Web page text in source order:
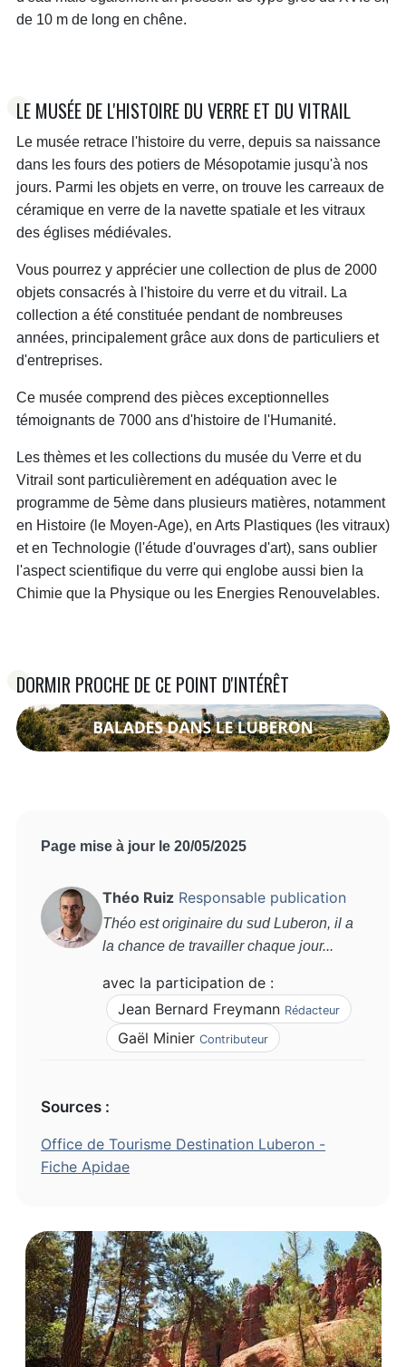
de 10 m de long en chêne.
LE MUSÉE DE L'HISTOIRE DU VERRE ET DU VITRAIL
Le musée retrace l'histoire du verre, depuis sa naissance
dans les fours des potiers de Mésopotamie jusqu'à nos
jours. Parmi les objets en verre, on trouve les carreaux de
céramique en verre de la navette spatiale et les vitraux
des églises médiévales.
Vous pourrez y apprécier une collection de plus de 2000
objets consacrés à l'histoire du verre et du vitrail. La
collection a été constituée pendant de nombreuses
années, principalement grâce aux dons de particuliers et
d'entreprises.
Ce musée comprend des pièces exceptionnelles
témoignants de 7000 ans d'histoire de l'Humanité.
Les thèmes et les collections du musée du Verre et du
Vitrail sont particulièrement en adéquation avec le
programme de 5ème dans plusieurs matières, notamment
en Histoire (le Moyen-Age), en Arts Plastiques (les vitraux)
et en Technologie (l'étude d'ouvrages d'art), sans oublier
l'aspect scientifique du verre qui englobe aussi bien la
Chimie que la Physique ou les Energies Renouvelables.
DORMIR PROCHE DE CE POINT D'INTÉRÊT
Page mise à jour le 20/05/2025
Théo Ruiz Responsable publication
Théo est originaire du sud Luberon, il a
la chance de travailler chaque jour...
avec la participation de :
Jean Bernard Freymann Rédacteur
Gaël MinierContributeur
Sources :
Office de Tourisme Destination Luberon -
Fiche Apidae